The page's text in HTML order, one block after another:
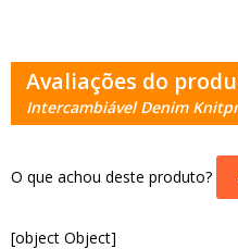
Avaliações do
Intercambiável Denim
O que achou deste produto?
[object Object]